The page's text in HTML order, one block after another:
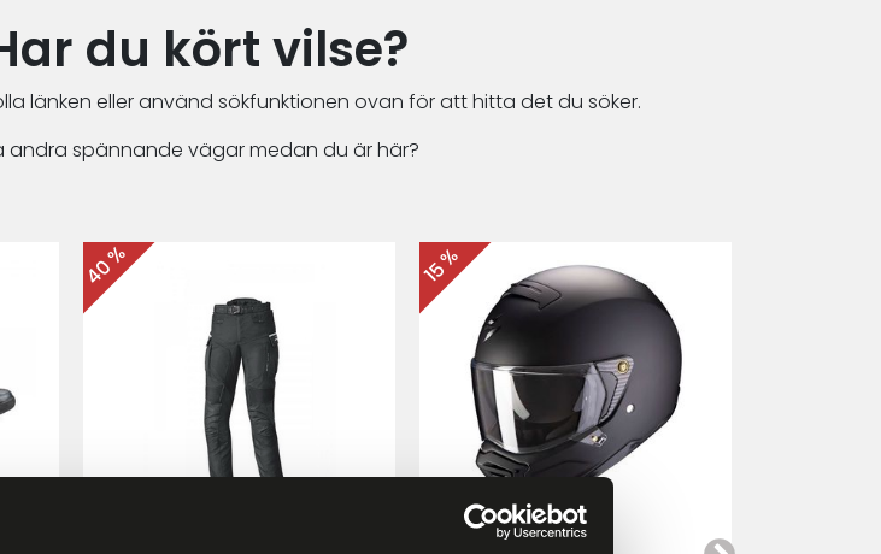
du kört vilse?
länken eller använd sökfunktionen ovan för att hitta det du söker.
andra spännande vägar medan du är här?
40 % 15 %